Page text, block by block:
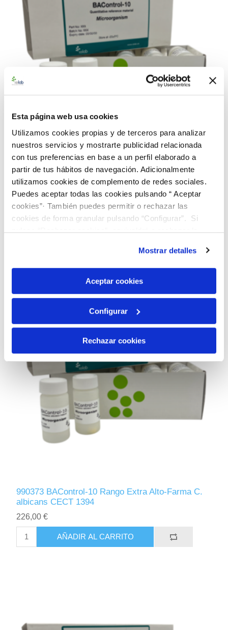
Esta página web usa cookies
Utilizamos cookies propias y de terceros para analizar
nuestros servicios y mostrarte publicidad relacionada
con tus preferencias en base a un perfil elaborado a
partir de tus hábitos de navegación. Adicionalmente
utilizamos cookies de complemento de redes sociales.
Puedes aceptar todas las cookies pulsando “ Aceptar
cookies”· También puedes permitir o rechazar las
cookies de forma granular pulsando “Configurar”. Si
pulsas “Rechazar cookies”, equivaldrá a rechazar la
son indispensables para que el sitio web funcione y que
por tanto no se pueden desactivar. Puedes consultar
más información en nuestraPolítica de Cookies
Mostrar detalles
Aceptar cookies
Configurar
Rechazar cookies
990371 BAControl-10 Rango Extra Alto-Farma E.
coli CECT 516
AÑADIR AL CARRITO
990373 BAControl-10 Rango Extra Alto-Farma C.
albicans CECT 1394
226,00 €
AÑADIR AL CARRITO